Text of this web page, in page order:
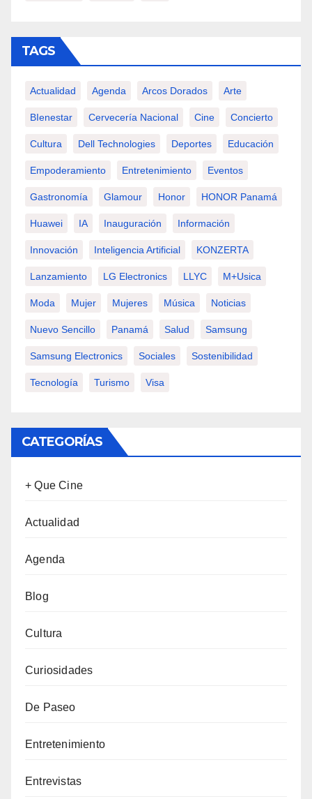
TAGS
Actualidad Agenda Arcos Dorados Arte
BIenestar Cervecería Nacional Cine Concierto
Cultura Dell Technologies Deportes Educación
Empoderamiento Entretenimiento Eventos
Gastronomía Glamour Honor HONOR Panamá
Huawei IA Inauguración Información
Innovación Inteligencia Artificial KONZERTA
Lanzamiento LG Electronics LLYC M+usica
Moda Mujer Mujeres Música Noticias
Nuevo Sencillo Panamá Salud Samsung
Samsung Electronics Sociales Sostenibilidad
Tecnología Turismo Visa
CATEGORÍAS
+ Que Cine
Actualidad
Agenda
Blog
Cultura
Curiosidades
De Paseo
Entretenimiento
Entrevistas